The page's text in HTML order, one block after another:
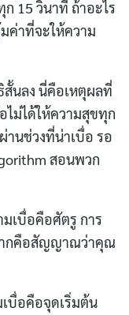
15 วินาที ถ้าอะไร
ค่าที่จะให้ความ
นลง นี่คือเหตุผลที่
ไม่ได้ให้ความสุขทุก
นช่วงที่น่าเบื่อ รอ
สอนพวก
มเบื่อคือศัตรู การ
ากคือสัญญาณว่าคุณ
บื่อคือจุดเริ่มต้น